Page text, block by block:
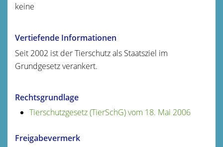
keine
Vertiefende Informationen
Seit 2002 ist der Tierschutz als Staatsziel im
Grundgesetz verankert.
Rechtsgrundlage
Tierschutzgesetz (TierSchG) vom 18. Mai 2006
Freigabevermerk